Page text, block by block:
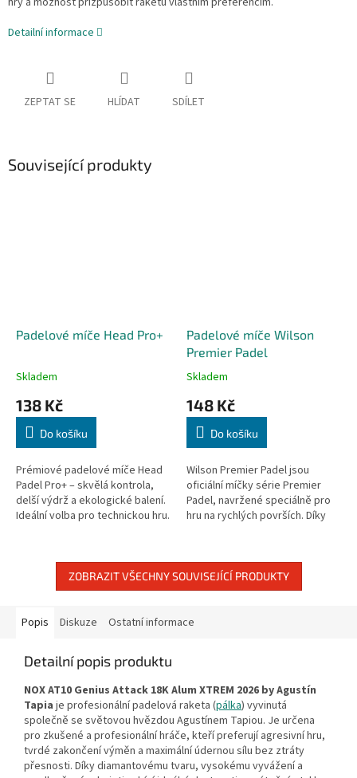
Detailní informace
ZEPTAT SE HLÍDAT SDÍLET
Související produkty
Padelové míče Head Pro+
Skladem
138 Kč
Do košíku
Prémiové padelové míče Head
Padel Pro+ – skvělá kontrola,
delší výdrž a ekologické balení.
Ideální volba pro technickou hru.
Padelové míče Wilson
Premier Padel
Skladem
148 Kč
Do košíku
Wilson Premier Padel jsou
oficiální míčky série Premier
Padel, navržené speciálně pro
hru na rychlých površích. Díky
ZOBRAZIT VŠECHNY SOUVISEJÍCÍ PRODUKTY
Popis Diskuze Ostatní informace
Detailní popis produktu
NOX AT10 Genius Attack 18K Alum XTREM 2026 by Agustín
Tapia je profesionální padelová raketa (pálka) vyvinutá
společně se světovou hvězdou Agustínem Tapiou. Je určena
pro zkušené a profesionální hráče, kteří preferují agresivní hru,
tvrdé zakončení výměn a maximální údernou sílu bez ztráty
přesnosti. Díky diamantovému tvaru, vysokému vyvážení a